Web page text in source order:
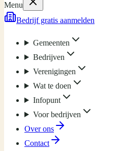
Menu
Bedrijf gratis aanmelden
Gemeenten
Bedrijven
Verenigingen
Wat te doen
Infopunt
Voor bedrijven
Over ons
Contact